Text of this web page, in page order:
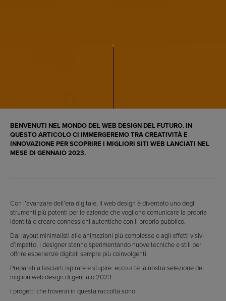
BENVENUTI NEL MONDO DEL WEB DESIGN DEL FUTURO. IN
QUESTO ARTICOLO CI IMMERGEREMO TRA CREATIVITÀ E
INNOVAZIONE PER SCOPRIRE I MIGLIORI SITI WEB LANCIATI NEL
MESE DI GENNAIO 2023.
Con l’avanzare dell’era digitale, il web design è diventato uno degli
strumenti più potenti per le aziende che vogliono comunicare la propria
identità e creare connessioni autentiche con il proprio pubblico.
Dai layout minimalisti alle animazioni più complesse e agli effetti visivi
d’impatto, i designer stanno sperimentando nuove tecniche e stili per
offrire esperienze digitali sempre più coinvolgenti.
Preparati a lasciarti ispirare e stupire: ecco a te la nostra selezione dei
migliori web design di gennaio 2023.
I progetti che troverai in questa raccolta sono: